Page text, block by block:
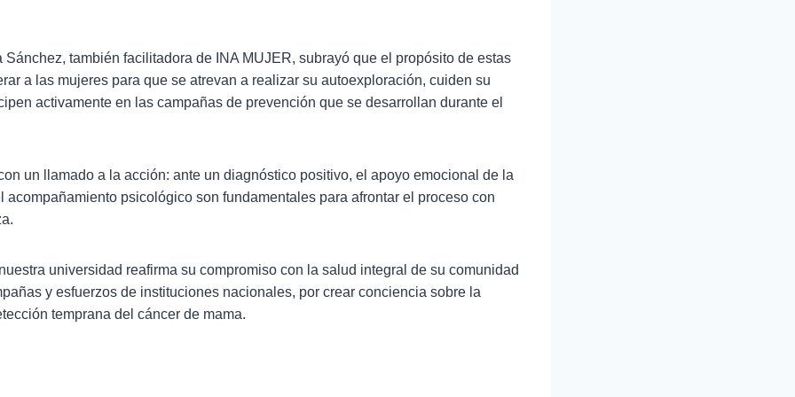
Sánchez, también facilitadora de INA MUJER, subrayó que el propósito de estas
a las mujeres para que se atrevan a realizar su autoexploración, cuiden su
activamente en las campañas de prevención que se desarrollan durante el
un llamado a la acción: ante un diagnóstico positivo, el apoyo emocional de la
acompañamiento psicológico son fundamentales para afrontar el proceso con
universidad reafirma su compromiso con la salud integral de su comunidad
y esfuerzos de instituciones nacionales, por crear conciencia sobre la
temprana del cáncer de mama.